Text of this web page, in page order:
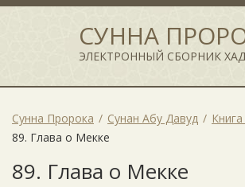
СУННА
ЭЛЕКТРОННЫЙ СБОРНИК
Сунна Пророка Сунан Абу Давуд
89. Глава о Мекке
89. Глава о Мекке